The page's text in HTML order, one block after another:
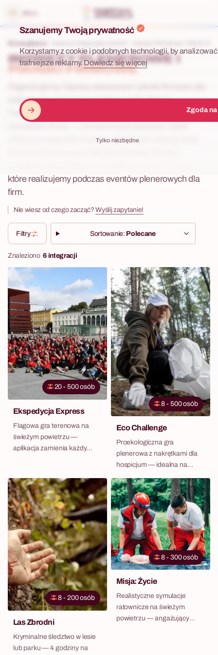
Szanujemy Twoją prywatność
Korzystamy z cookie i podobnych technologii, by
trafniejsze reklamy.Dowiedz się więcej
Tylko niezbędne
Zgoda
IMPREZY PLENEROWE I
PIKNIKI FIRMOWE
małych oraz dużych zespołów w całej Polsce.
Tworzymy wydarzenia outdoor dopasowane do
chillout po aktywne eventy z atrakcjami, sceną, food
które realizujemy podczas eventów plenerowych dla
firm.
Nie wiesz od czego zacząć?Wyślij zapytanie!
Filtry Sortowanie: Polecane
Znaleziono6 integracji
20 - 500 osób
Ekspedycja Express
Flagowa gra terenowa na
świeżym powietrzu —
aplikacja zamienia każdy
8 - 500 osób
Eco Challenge
Proekologiczna gra
plenerowa z nakrętkami dla
hospicjum — idealna na
8 - 200 osób
Las Zbrodni
Kryminalne śledztwo w lesie
lub parku — 4 godziny na
8 - 300 osób
Misja: Życie
Realistyczne symulacje
ratownicze na świeżym
powietrzu — angażujący